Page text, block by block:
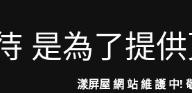
是為了提
漾屏屋網 站 維 護 中!